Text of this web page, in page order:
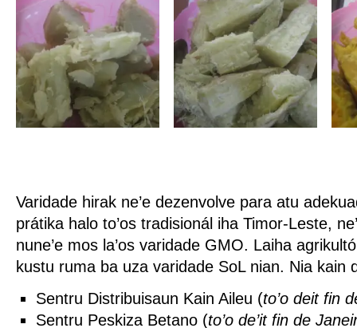
Varidade hirak ne’e dezenvolve para atu
prátika halo to’os tradisionál iha Timor-Leste,
nune’e mos la’os varidade GMO. Laiha
kustu ruma ba uza varidade SoL nian. Nia kain
Sentru Distribuisaun Kain Aileu (to’o deit fin
Sentru Peskiza Betano (to’o de’it fin de